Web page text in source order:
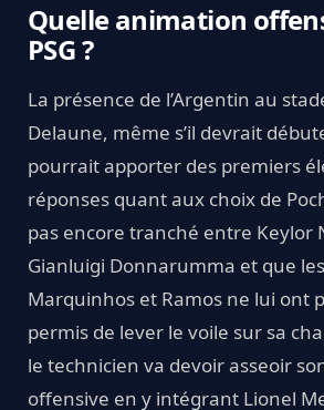
Quelle animation
PSG ?
La présence de l’Argentin au
Delaune, même s’il devrait
pourrait apporter des premiers
réponses quant aux choix de
pas encore tranché entre Keylor
Gianluigi Donnarumma et que
Marquinhos et Ramos ne lui ont
permis de lever le voile sur sa
le technicien va devoir asseoir
offensive en y intégrant Lionel